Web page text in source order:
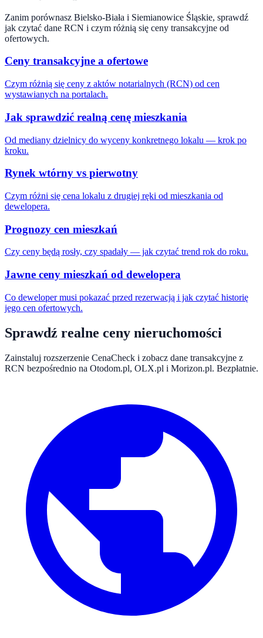
Zanim porównasz Bielsko-Biała i Siemianowice Śląskie, sprawdź
jak czytać dane RCN i czym różnią się ceny transakcyjne od
ofertowych.
Ceny transakcyjne a ofertowe
Czym różnią się ceny z aktów notarialnych (RCN) od cen
wystawianych na portalach.
Jak sprawdzić realną cenę mieszkania
Od mediany dzielnicy do wyceny konkretnego lokalu — krok po
kroku.
Rynek wtórny vs pierwotny
Czym różni się cena lokalu z drugiej ręki od mieszkania od
dewelopera.
Prognozy cen mieszkań
Czy ceny będą rosły, czy spadały — jak czytać trend rok do roku.
Jawne ceny mieszkań od dewelopera
Co deweloper musi pokazać przed rezerwacją i jak czytać historię
jego cen ofertowych.
Sprawdź realne ceny nieruchomości
Zainstaluj rozszerzenie CenaCheck i zobacz dane transakcyjne z
RCN bezpośrednio na Otodom.pl, OLX.pl i Morizon.pl. Bezpłatnie.